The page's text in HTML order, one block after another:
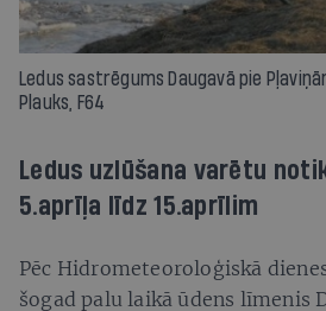
Ledus sastrēgums Daugavā pie
Plauks, F64
Ledus uzlūšana varētu
5.aprīļa līdz 15.aprīlim
Pēc Hidrometeoroloģiskā
šogad palu laikā ūdens līmenis